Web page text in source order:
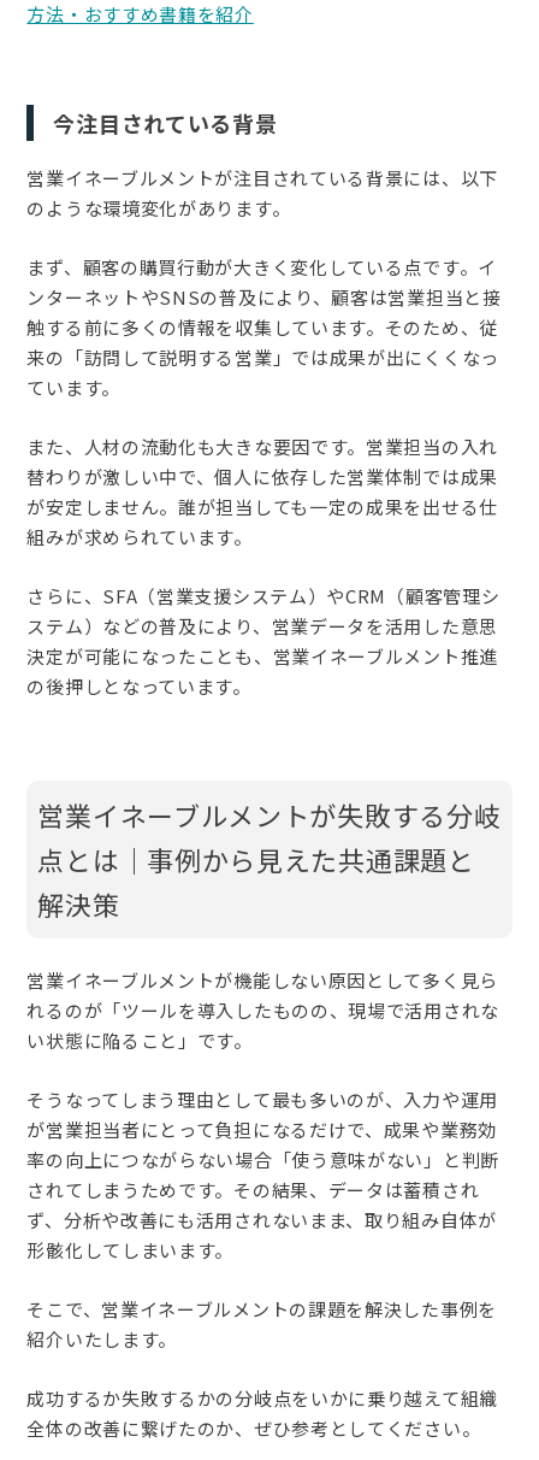
方法・おすすめ書籍を紹介
今注目されている背景
営業イネーブルメントが注目されている背景には、以下
のような環境変化があります。
まず、顧客の購買行動が大きく変化している点です。イ
ンターネットやSNSの普及により、顧客は営業担当と接
触する前に多くの情報を収集しています。そのため、従
来の「訪問して説明する営業」では成果が出にくくなっ
ています。
また、人材の流動化も大きな要因です。営業担当の入れ
替わりが激しい中で、個人に依存した営業体制では成果
が安定しません。誰が担当しても一定の成果を出せる仕
組みが求められています。
さらに、SFA（営業支援システム）やCRM（顧客管理シ
ステム）などの普及により、営業データを活用した意思
決定が可能になったことも、営業イネーブルメント推進
の後押しとなっています。
営業イネーブルメントが失敗する分岐
点とは｜事例から見えた共通課題と
解決策
営業イネーブルメントが機能しない原因として多く見ら
れるのが「ツールを導入したものの、現場で活用されな
い状態に陥ること」です。
そうなってしまう理由として最も多いのが、入力や運用
が営業担当者にとって負担になるだけで、成果や業務効
率の向上につながらない場合「使う意味がない」と判断
されてしまうためです。その結果、データは蓄積され
ず、分析や改善にも活用されないまま、取り組み自体が
形骸化してしまいます。
そこで、営業イネーブルメントの課題を解決した事例を
紹介いたします。
成功するか失敗するかの分岐点をいかに乗り越えて組織
全体の改善に繋げたのか、ぜひ参考としてください。